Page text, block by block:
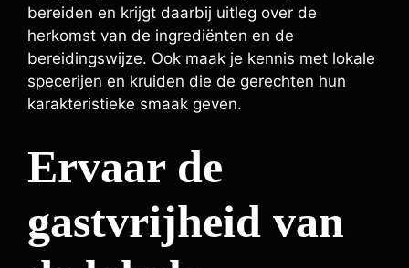
bereiden en krijgt daarbij uitleg over de
herkomst van de ingrediënten en de
bereidingswijze. Ook maak je kennis met lokale
specerijen en kruiden die de gerechten hun
karakteristieke smaak geven.
Ervaar de
gastvrijheid van